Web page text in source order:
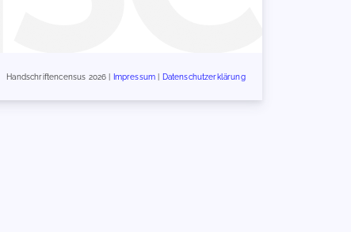
Handschriftencensus 2026 | Impressum Datenschutzerklärung